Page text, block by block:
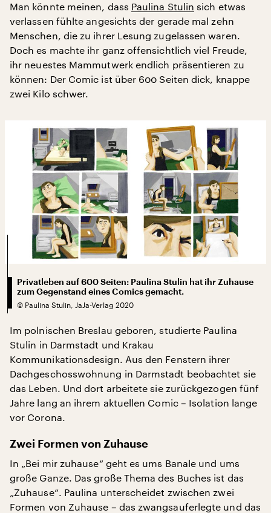
Man könnte meinen, dass Paulina Stulin sich etwas
verlassen fühlte angesichts der gerade mal zehn
Menschen, die zu ihrer Lesung zugelassen waren.
Doch es machte ihr ganz offensichtlich viel Freude,
ihr neuestes Mammutwerk endlich präsentieren zu
können: Der Comic ist über 600 Seiten dick, knappe
zwei Kilo schwer.
Privatleben auf 600 Seiten: Paulina Stulin hat ihr Zuhause
zum Gegenstand eines Comics gemacht.
© Paulina Stulin, JaJa-Verlag 2020
Im polnischen Breslau geboren, studierte Paulina
Stulin in Darmstadt und Krakau
Kommunikationsdesign. Aus den Fenstern ihrer
Dachgeschosswohnung in Darmstadt beobachtet sie
das Leben. Und dort arbeitete sie zurückgezogen fünf
Jahre lang an ihrem aktuellen Comic – Isolation lange
vor Corona.
Zwei Formen von Zuhause
In „Bei mir zuhause“ geht es ums Banale und ums
große Ganze. Das große Thema des Buches ist das
„Zuhause“. Paulina unterscheidet zwischen zwei
Formen von Zuhause – das zwangsauferlegte und das